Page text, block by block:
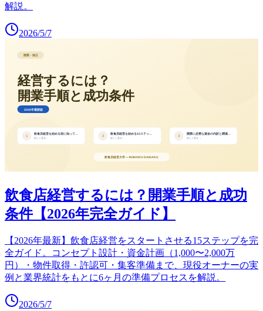
解説。
2026/5/7
飲食店経営するには？開業手順と成功
条件【2026年完全ガイド】
【2026年最新】飲食店経営をスタートさせる15ステップを完
全ガイド。コンセプト設計・資金計画（1,000〜2,000万
円）・物件取得・許認可・集客準備まで、現役オーナーの実
例と業界統計をもとに6ヶ月の準備プロセスを解説。
2026/5/7